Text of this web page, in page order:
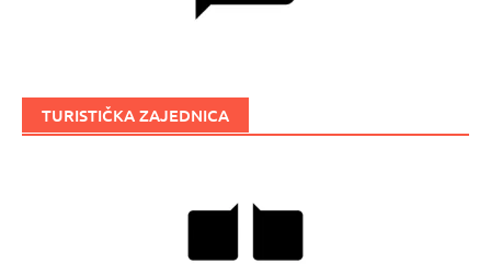
TURISTIČKA ZAJEDNICA